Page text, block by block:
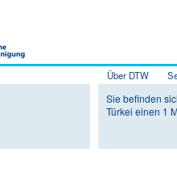
Zum Inhalt
Zum
Über DTW
Sie befinden
Türkei einen 1